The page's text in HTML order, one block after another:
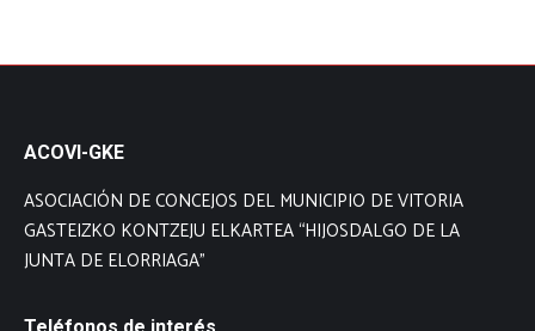
ACOVI-GKE
ASOCIACIÓN DE CONCEJOS DEL MUNICIPIO DE VITORIA
GASTEIZKO KONTZEJU ELKARTEA “HIJOSDALGO DE LA
JUNTA DE ELORRIAGA”